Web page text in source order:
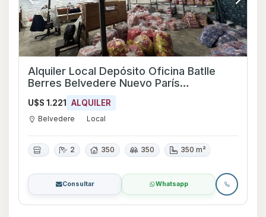
Alquiler Local Depósito Oficina Batlle
Berres Belvedere Nuevo París
Montevideo
U$S 1.221 ALQUILER
Belvedere Local
2 350 350 350 m²
Consultar Whatsapp